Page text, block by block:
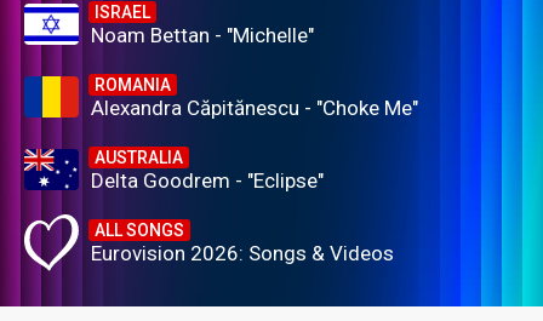
ISRAEL
Noam Bettan - "Michelle"
ROMANIA
Alexandra Căpitănescu - "Choke Me"
AUSTRALIA
Delta Goodrem - "Eclipse"
ALL SONGS
Eurovision 2026: Songs & Videos